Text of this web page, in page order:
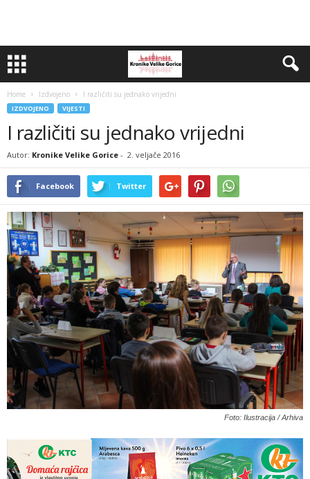
Home Izdvojeno I različiti su jednako vrijedni
IZDVOJENO VIJESTI
I različiti su jednako vrijedni
Autor: Kronike Velike Gorice - 2. veljače 2016
Facebook Twitter
Foto: Ilustracija / Arhiva